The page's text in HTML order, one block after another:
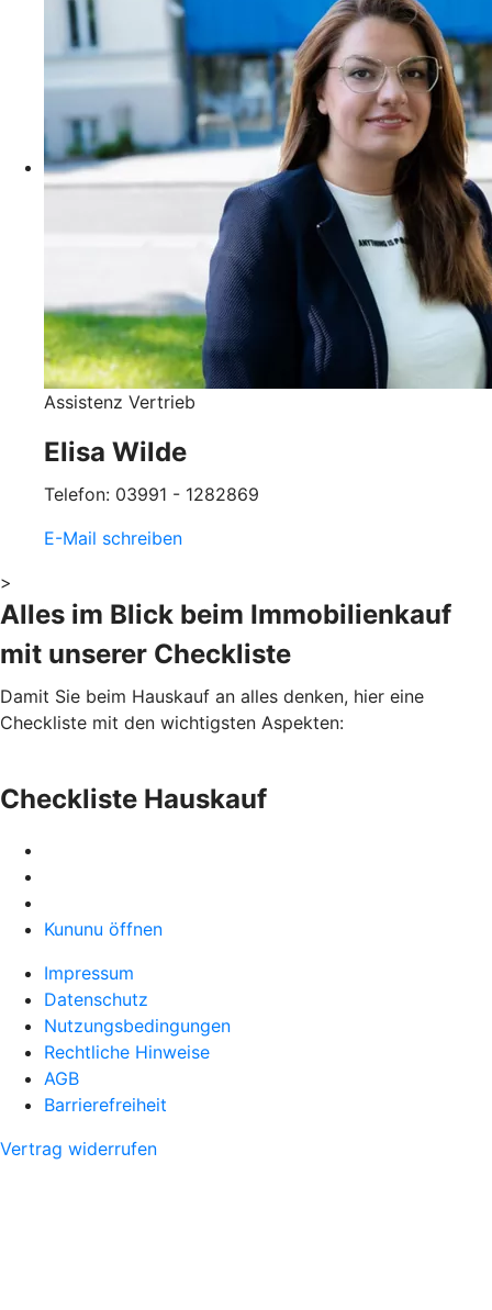
Assistenz Vertrieb
Elisa Wilde
Telefon: 03991 - 1282869
E-Mail schreiben
>
Alles im Blick beim Immobilienkauf
mit unserer Checkliste
Damit Sie beim Hauskauf an alles denken, hier eine
Checkliste mit den wichtigsten Aspekten:
Checkliste Hauskauf
Kununu öffnen
Impressum
Datenschutz
Nutzungsbedingungen
Rechtliche Hinweise
AGB
Barrierefreiheit
Vertrag widerrufen